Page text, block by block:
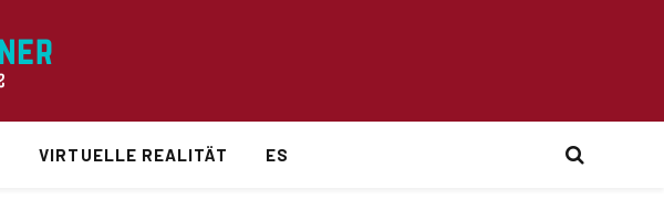
VIRTUELLE REALITÄT ES